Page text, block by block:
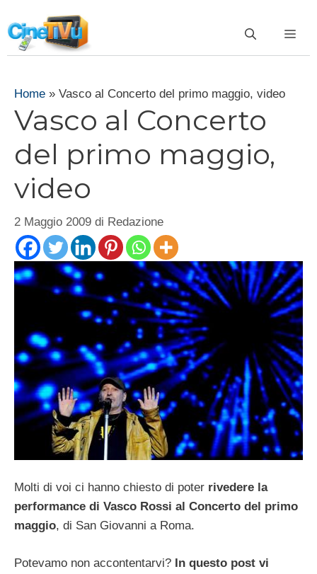
al
contenuto
Home » Vasco al Concerto del primo maggio, video
Vasco al Concerto
del primo maggio,
video
2 Maggio 2009 di Redazione
Molti di voi ci hanno chiesto di poter rivedere la
performance di Vasco Rossi al Concerto del primo
maggio, di San Giovanni a Roma.
Potevamo non accontentarvi? In questo post vi